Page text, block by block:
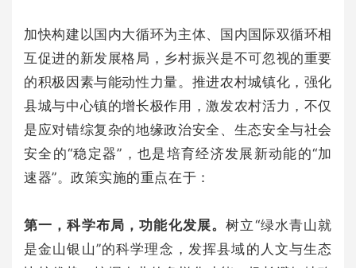
加快构建以国内大循环为主体、国内国际双循环相
互促进的新发展格局，乡村振兴是不可忽视的重要
的积极因素与能动性力量。推进农村城镇化，强化
县城与中心镇的增长极作用，激发农村活力，不仅
是应对错综复杂的地缘政治安全、生态安全与社会
安全的“稳定器”，也是培育经济发展新动能的“加
速器”。政策实施的重点在于：
第一，科学布局，功能化发展。树立“绿水青山就
是金山银山”的科学理念，发挥县域的人文与生态